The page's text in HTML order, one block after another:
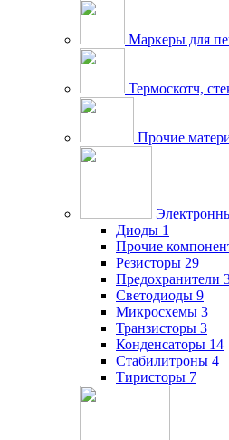
Маркеры для
Термоскотч,
Прочие
Диоды 1
Прочие
Резисторы 29
Предохранители
Светодиоды 9
Микросхемы 3
Транзисторы 3
Конденсаторы 14
Стабилитроны 4
Тиристоры 7